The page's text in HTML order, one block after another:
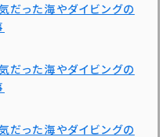
だった海やダイビングの
だった海やダイビングの
だった海やダイビングの